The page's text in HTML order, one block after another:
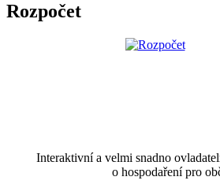
Rozpočet
Interaktivní a velmi snadno
o hospodaření pro